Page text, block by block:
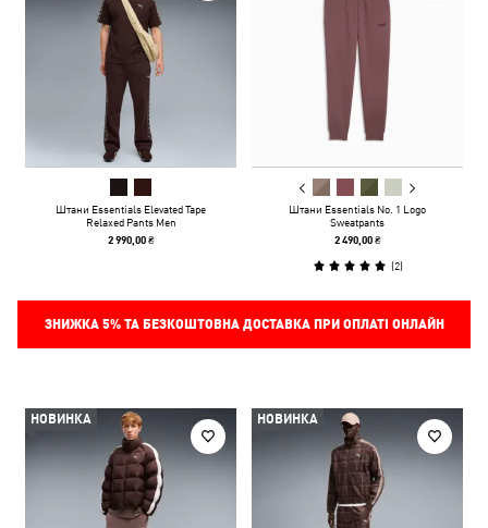
Штани Essentials Elevated Tape
Relaxed Pants Men
2 990,00 ₴
Штани Essentials No. 1 Logo
Sweatpants
2 490,00 ₴
(2)
ЗНИЖКА 5%ТА БЕЗКОШТОВНА ДОСТАВКА ПРИ ОПЛАТІ ОНЛАЙН
НОВИНКА НОВИНКА